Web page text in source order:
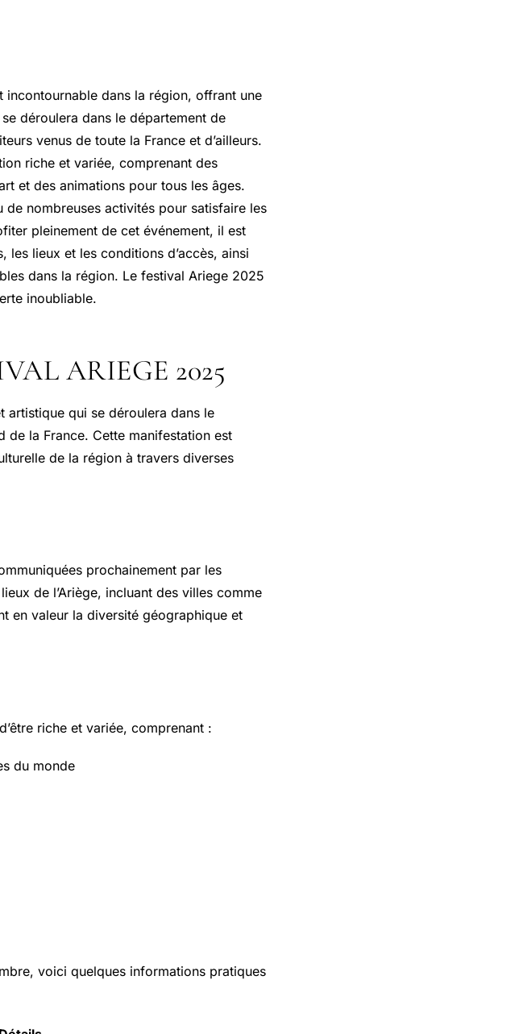
incontournable dans la région, offrant une
déroulera dans le département de
venus de toute la France et d’ailleurs.
riche et variée, comprenant des
et des animations pour tous les âges.
nombreuses activités pour satisfaire les
pleinement de cet événement, il est
les lieux et les conditions d’accès, ainsi
dans la région. Le festival Ariege 2025
inoubliable.
ARIEGE 2025
artistique qui se déroulera dans le
de la France. Cette manifestation est
de la région à travers diverses
prochainement par les
de l’Ariège, incluant des villes comme
en valeur la diversité géographique et
riche et variée, comprenant :
du monde
voici quelques informations pratiques